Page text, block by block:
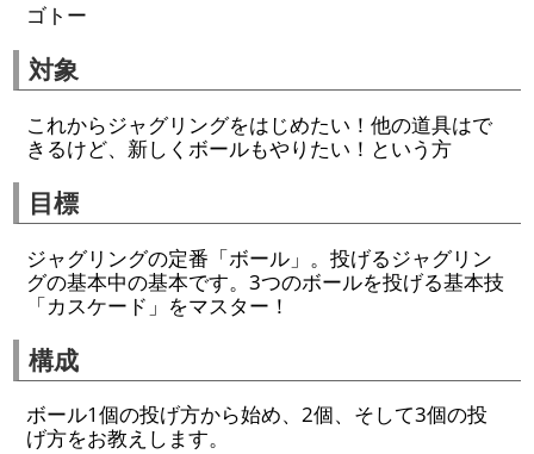
ゴトー
対象
これからジャグリングをはじめたい！他の道具はで
きるけど、新しくボールもやりたい！という方
目標
ジャグリングの定番「ボール」。投げるジャグリン
グの基本中の基本です。3つのボールを投げる基本技
「カスケード」をマスター！
構成
ボール1個の投げ方から始め、2個、そして3個の投
げ方をお教えします。